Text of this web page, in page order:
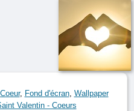
Coeur, Fond d'écran, Wallpaper
Valentin - Coeurs